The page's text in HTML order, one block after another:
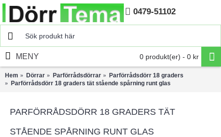
Hem 0479-51102
0 produkt(er) - 0 kr
MENY
Hem Dörrar Parförrådsdörrar
Parförrådsdörr 18 graders
Parförrådsdörr 18 graders tät stående spårning runt glas
PARFÖRRÅDSDÖRR 18 GRADERS TÄT
STÅENDE SPÅRNING RUNT GLAS